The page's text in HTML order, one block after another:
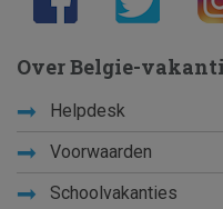
Over Belgie-
Helpdesk
Voorwaarden
Schoolvakanties